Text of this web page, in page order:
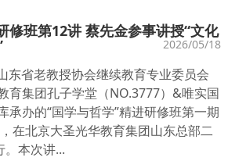
修班第12讲 蔡先金参事讲授“文化
2026/05/18
东省老教授协会继续教育专业委员会
育集团孔子学堂（NO.3777）&唯实国
承办的“国学与哲学”精进研修班第一期
在北京大圣光华教育集团山东总部二
。本次讲...